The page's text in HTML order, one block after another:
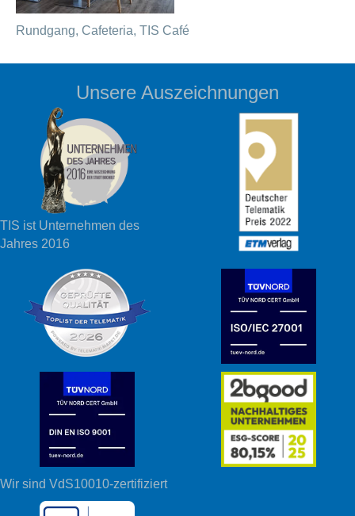
Rundgang, Cafeteria, TIS Café
Unsere Auszeichnungen
TIS ist Unternehmen des
Jahres 2016
Wir sind VdS10010-zertifiziert